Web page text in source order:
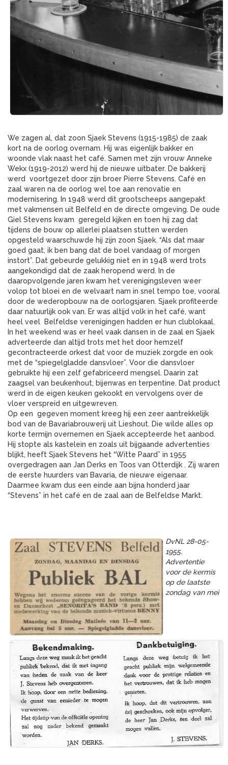
We zagen al, dat zoon Sjaek Stevens (1915-1985) de zaak
kort na de oorlog overnam. Hij was eigenlijk bakker en
woonde vlak naast het café. Samen met zijn vrouw Anneke
Wekx (1919-2012) werd hij de nieuwe uitbater. De bakkerij
werd voortgezet door zijn broer Pierre Stevens. Café en
zaal waren na de oorlog wel toe aan renovatie en
modernisering. In 1948 werd dit grootscheeps aangepakt
met vakmensen uit Belfeld en de directe omgeving. De oude
Giel Stevens kwam geregeld kijken en toen hij zag dat
tijdens de bouw op allerlei plaatsen stutten werden
opgesteld waarschuwde hij zijn zoon Sjaek. “Als dat maar
goed gaat, ik ben bang dat de boel vandaag of morgen
instort”. Dat gebeurde gelukkig niet en in 1948 werd trots
aangekondigd dat de zaak heropend werd. In de
daaropvolgende jaren kwam het verenigingsleven weer
volop tot bloei en de welvaart nam in snel tempo toe, vooral
door de wederopbouw na de oorlogsjaren. Sjaek profiteerde
daar natuurlijk ook van. Er was altijd volk in het café, want
heel veel Belfeldse verenigingen hadden er hun clublokaal.
In het weekend was er heel vaak dansen in de zaal en Sjaek
adverteerde dan altijd trots met het door hemzelf
gecontracteerde orkest dat voor de muziek zorgde en ook
met de “spiegelgladde dansvloer”. Voor die dansvloer
gebruikte hij een zelf gefabriceerd mengsel. Daarin zat
zaagsel van beukenhout, bijenwas en terpentine. Dat product
werd in de eigen keuken gekookt en vervolgens over de
vloer verspreid en uitgewreven.
Op een gegeven moment kreeg hij een zeer aantrekkelijk
bod van de Bavariabrouwerij uit Lieshout. Die wilde alles op
korte termijn overnemen en Sjaek accepteerde het aanbod.
Hij stopte als kastelein en zoals uit bijgaande advertenties
blijkt, heeft Sjaek Stevens het “Witte Paard” in 1955
overgedragen aan Jan Derks en Toos van Otterdijk . Zij waren
de eerste huurders van Bavaria, de nieuwe eigenaar.
Daarmee kwam dus een einde aan bijna honderd jaar
“Stevens” in het café en de zaal aan de Belfeldse Markt.
DvNL 28-05-
1955.
Advertentie
voor de kermis
op de laatste
zondag van mei